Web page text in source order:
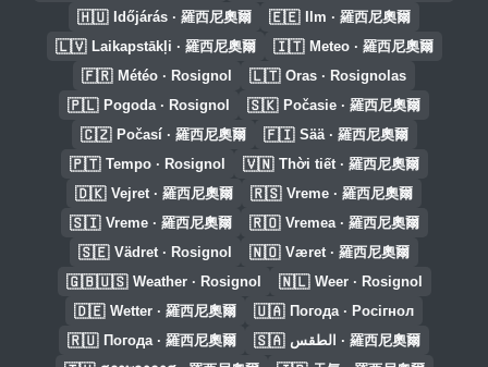
🇭🇺 Időjárás · 羅西尼奧爾 🇪🇪 Ilm · 羅西尼奧爾
🇱🇻 Laikapstākļi · 羅西尼奧爾 🇮🇹 Meteo · 羅西尼奧爾
🇫🇷 Météo · Rosignol 🇱🇹 Oras · Rosignolas
🇵🇱 Pogoda · Rosignol 🇸🇰 Počasie · 羅西尼奧爾
🇨🇿 Počasí · 羅西尼奧爾 🇫🇮 Sää · 羅西尼奧爾
🇵🇹 Tempo · Rosignol 🇻🇳 Thời tiết · 羅西尼奧爾
🇩🇰 Vejret · 羅西尼奧爾 🇷🇸 Vreme · 羅西尼奧爾
🇸🇮 Vreme · 羅西尼奧爾 🇷🇴 Vremea · 羅西尼奧爾
🇸🇪 Vädret · Rosignol 🇳🇴 Været · 羅西尼奧爾
🇬🇧🇺🇸 Weather · Rosignol 🇳🇱 Weer · Rosignol
🇩🇪 Wetter · 羅西尼奧爾 🇺🇦 Погода · Росігнол
🇷🇺 Погода · 羅西尼奧爾 🇸🇦 الطقس · 羅西尼奧爾